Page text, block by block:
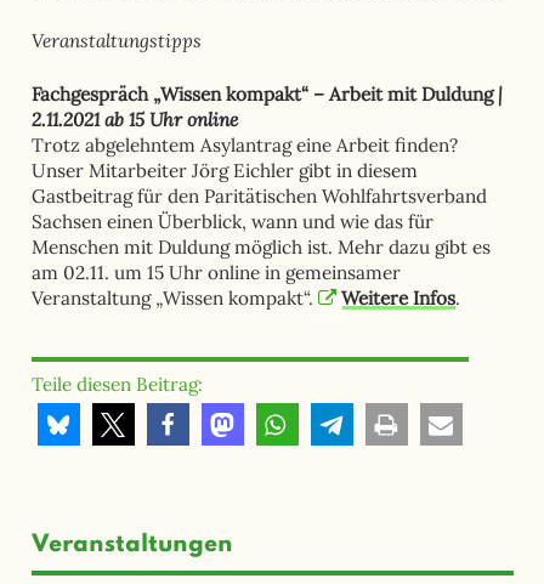
Veranstaltungstipps
Fachgespräch „Wissen kompakt“ – Arbeit mit Duldung |
2.11.2021 ab 15 Uhr online
Trotz abgelehntem Asylantrag eine Arbeit finden?
Unser Mitarbeiter Jörg Eichler gibt in diesem
Gastbeitrag für den Paritätischen Wohlfahrtsverband
Sachsen einen Überblick, wann und wie das für
Menschen mit Duldung möglich ist. Mehr dazu gibt es
am 02.11. um 15 Uhr online in gemeinsamer
Veranstaltung „Wissen kompakt“.
Weitere Infos.
Teile diesen Beitrag:
Veranstaltungen